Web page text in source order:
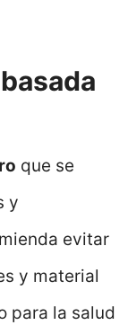
que se
y
evitar
y material
para la salud